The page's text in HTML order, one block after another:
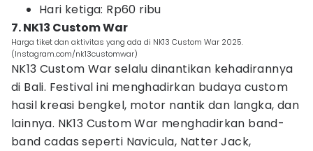
Hari ketiga: Rp60 ribu
7. NK13 Custom War
Harga tiket dan aktivitas yang ada di NK13 Custom War 2025.
(Instagram.com/nk13customwar)
NK13 Custom War selalu dinantikan kehadirannya
di Bali. Festival ini menghadirkan budaya custom
hasil kreasi bengkel, motor nantik dan langka, dan
lainnya. NK13 Custom War menghadirkan band-
band cadas seperti Navicula, Natter Jack,